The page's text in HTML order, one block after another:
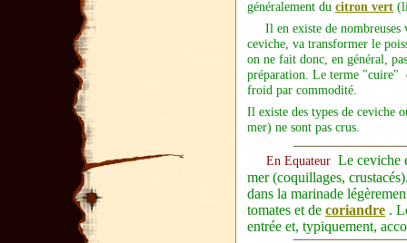
généralement du citron vert
Il en existe de nombreuses
ceviche, va transformer le
on ne fait donc, en général,
préparation. Le terme "cuire"
froid par commodité.
Il existe des types de ceviche
mer) ne sont pas crus.
En Equateur Le ceviche
mer (coquillages,
dans la marinade
tomates et de coriandre .
entrée et, typiquement,